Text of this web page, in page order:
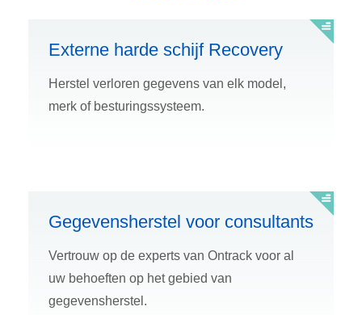
Externe harde schijf Recovery
Herstel verloren gegevens van elk model,
merk of besturingssysteem.
Gegevensherstel voor consultants
Vertrouw op de experts van Ontrack voor al
uw behoeften op het gebied van
gegevensherstel.